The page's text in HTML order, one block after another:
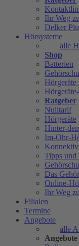
Ihr Weg
Delker
Hörsysteme
alle
Shop
Batterien
Ratgeber
Nulltarif
Hörgeräte
Hinter-
Im-Ohr-
Tipps und
Das Gehör
Online-
Ihr Weg
Filialen
Termine
Angebote
alle